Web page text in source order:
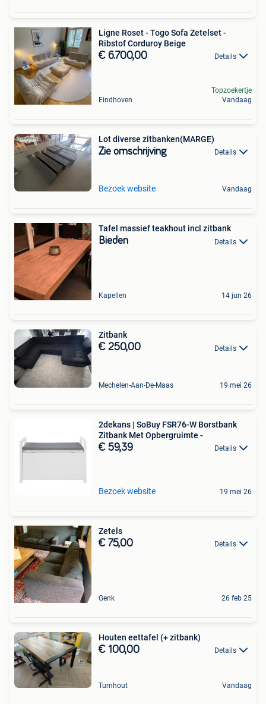
Ligne Roset - Togo Sofa Zetelset -
Ribstof Corduroy Beige
€ 6.700,00 Details
Eindhoven
Topzoekertje
Vandaag
Lot diverse zitbanken(MARGE)
Zie omschrijving Details
Bezoek website Vandaag
Tafel massief teakhout incl zitbank
Bieden Details
Kapellen 14 jun 26
Zitbank
€ 250,00 Details
Mechelen-Aan-De-Maas 19 mei 26
2dekans | SoBuy FSR76-W Borstbank
Zitbank Met Opbergruimte -
€ 59,39 Details
Bezoek website 19 mei 26
Zetels
€ 75,00 Details
Genk 26 feb 25
Houten eettafel (+ zitbank)
€ 100,00 Details
Turnhout Vandaag